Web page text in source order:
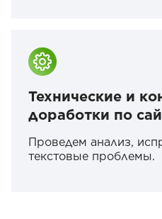
Технические и
доработки по
Проведем анализ,
текстовые проблемы.